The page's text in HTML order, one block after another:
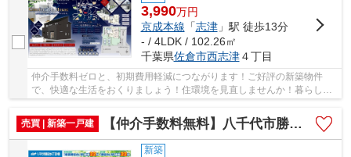
3,990万円
京成本線 「志津」駅 徒歩13分
- / 4LDK / 102.26㎡
千葉県佐倉市西志津４丁目
仲介手数料ゼロと、初期費用軽減につながります！ご好評の新築物件
で、快適な生活をおくりましょう！住環境を見直しませんか！暮らしの
売買 | 新築一戸建
【仲介手数料無料】八千代市勝田台 新築戸建て
新築